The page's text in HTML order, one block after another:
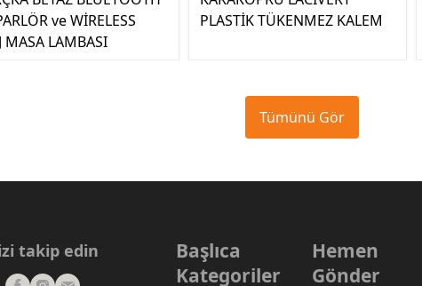
ve WİRELESS
MASA LAMBASI
PLASTİK TÜKENMEZ KALEM
Tümünü Gör
takip edin
Başlıca
Kategoriler
Hemen
Gönder